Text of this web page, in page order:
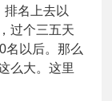
名上去以
过个三五天
名以后。那么
么大。这里